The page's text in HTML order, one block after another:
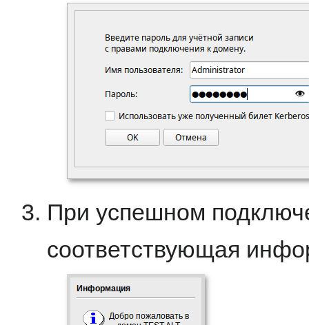
При успешном
соответствующая